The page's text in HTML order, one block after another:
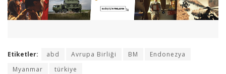
Etiketler: abd Avrupa Birliği BM
Endonezya
Myanmar
türkiye